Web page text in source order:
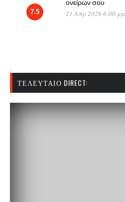
7.5 21 Απρ 2026 6:00 μμ
ΤΕΛΕΥΤΑΊΟ DIRECT: